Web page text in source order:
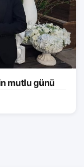
mutlu günü